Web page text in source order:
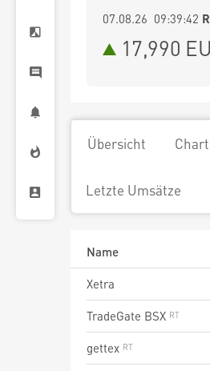
07.08.26 09:39:42
17,990
Übersicht
Letzte Umsätze
Name
Xetra
TradeGate BSX
gettex